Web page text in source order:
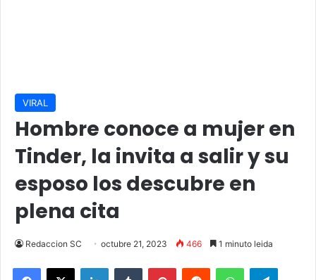
VIRAL
Hombre conoce a mujer en
Tinder, la invita a salir y su
esposo los descubre en
plena cita
Redaccion SC octubre 21, 2023 466 1 minuto leida
Facebook
X LinkedInTumblr PinterestReddit WhatsApp